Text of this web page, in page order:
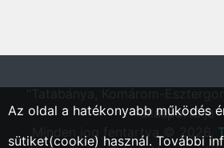
állásportálja"
Minden jog fentartva © 2026.
Az oldal a hatékonyabb működés
sütiket(cookie) használ. További